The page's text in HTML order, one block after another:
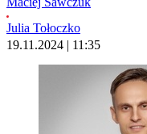
Julia Tołoczko
19.11.2024 | 11:35